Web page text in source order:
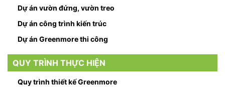
Dự án vườn đứng, vườn treo
Dự án công trình kiến trúc
Dự án Greenmore thi công
QUY TRÌNH THỰC HIỆN
Quy trình thiết kế Greenmore